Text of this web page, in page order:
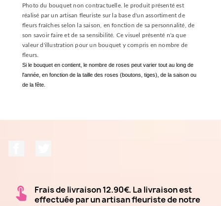
Photo du bouquet non contractuelle. le produit présenté est
réalisé par un artisan fleuriste sur la base d'un assortiment de
fleurs fraîches selon la saison, en fonction de sa personnalité, de
son savoir faire et de sa sensibilité. Ce visuel présenté n'a que
valeur d'illustration pour un bouquet y compris en nombre de
fleurs.
Si le bouquet en contient, le nombre de roses peut varier tout au long de
l'année, en fonction de la taille des roses (boutons, tiges), de la saison ou
de la fête.
Frais de livraison 12.90€. La livraison est
effectuée par un artisan fleuriste de notre